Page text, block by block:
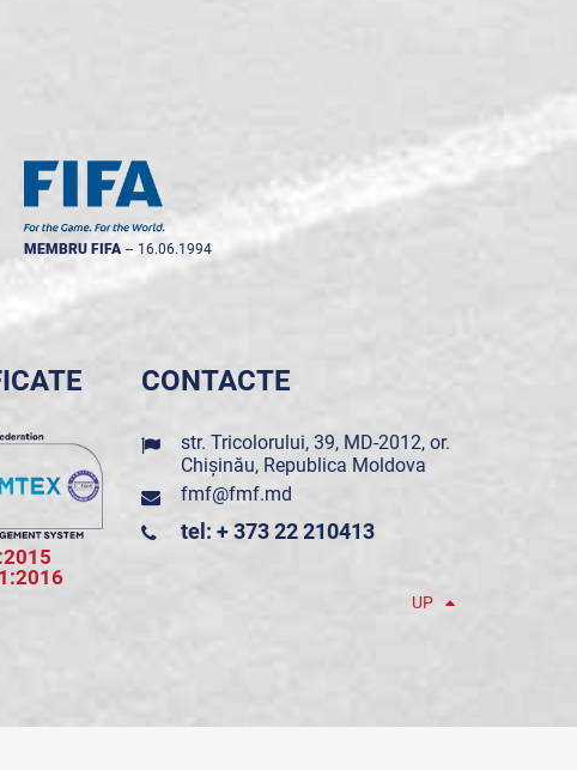
MEMBRU FIFA -- 16.06.1994
CONTACTE
str. Tricolorului, 39, MD-2012, or.
Chișinău, Republica Moldova
fmf@fmf.md
tel: + 373 22 210413
UP